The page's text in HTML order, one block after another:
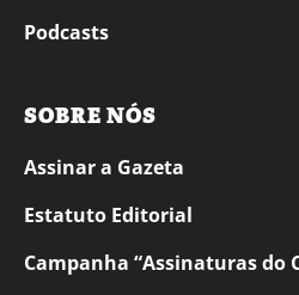
Podcasts
SOBRE NÓS
Assinar a Gazeta
Estatuto Editorial
Campanha “Assinaturas do